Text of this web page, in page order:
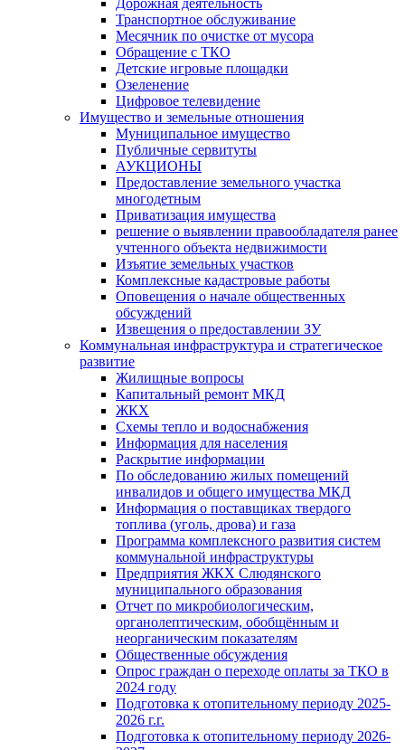
Дорожная деятельность
Транспортное обслуживание
Месячник по очистке от мусора
Обращение с ТКО
Детские игровые площадки
Озеленение
Цифровое телевидение
Имущество и земельные отношения
Муниципальное имущество
Публичные сервитуты
АУКЦИОНЫ
Предоставление земельного участка
многодетным
Приватизация имущества
решение о выявлении правообладателя ранее
учтенного объекта недвижимости
Изъятие земельных участков
Комплексные кадастровые работы
Оповещения о начале общественных
обсуждений
Извещения о предоставлении ЗУ
Коммунальная инфраструктура и стратегическое
развитие
Жилищные вопросы
Капитальный ремонт МКД
ЖКХ
Схемы тепло и водоснабжения
Информация для населения
Раскрытие информации
По обследованию жилых помещений
инвалидов и общего имущества МКД
Информация о поставщиках твердого
топлива (уголь, дрова) и газа
Программа комплексного развития систем
коммунальной инфраструктуры
Предприятия ЖКХ Слюдянского
муниципального образования
Отчет по микробиологическим,
органолептическим, обобщённым и
неорганическим показателям
Общественные обсуждения
Опрос граждан о переходе оплаты за ТКО в
2024 году
Подготовка к отопительному периоду 2025-
2026 г.г.
Подготовка к отопительному периоду 2026-